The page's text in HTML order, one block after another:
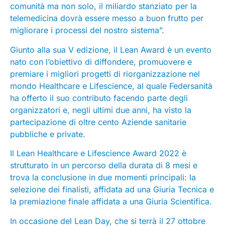
comunità ma non solo, il miliardo stanziato per la
telemedicina dovrà essere messo a buon frutto per
migliorare i processi del nostro sistema”.
Giunto alla sua V edizione, il Lean Award è un evento
nato con l’obiettivo di diffondere, promuovere e
premiare i migliori progetti di riorganizzazione nel
mondo Healthcare e Lifescience, al quale Federsanità
ha offerto il suo contributo facendo parte degli
organizzatori e, negli ultimi due anni, ha visto la
partecipazione di oltre cento Aziende sanitarie
pubbliche e private.
Il Lean Healthcare e Lifescience Award 2022 è
strutturato in un percorso della durata di 8 mesi e
trova la conclusione in due momenti principali: la
selezione dei finalisti, affidata ad una Giuria Tecnica e
la premiazione finale affidata a una Giuria Scientifica.
In occasione del Lean Day, che si terrà il 27 ottobre